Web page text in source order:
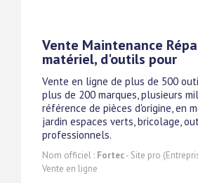
Vente Maintenance
matériel, d'outils pour
Vente en ligne de plus de 500
plus de 200 marques, plusieurs
référence de pièces d'origine, en
jardin espaces verts, bricolage,
professionnels.
Nom officiel : Fortec- Site pro
Vente en ligne